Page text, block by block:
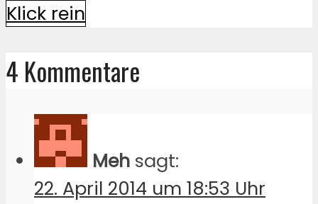
Klick rein
4 Kommentare
Meh sagt:
22. April 2014 um 18:53 Uhr